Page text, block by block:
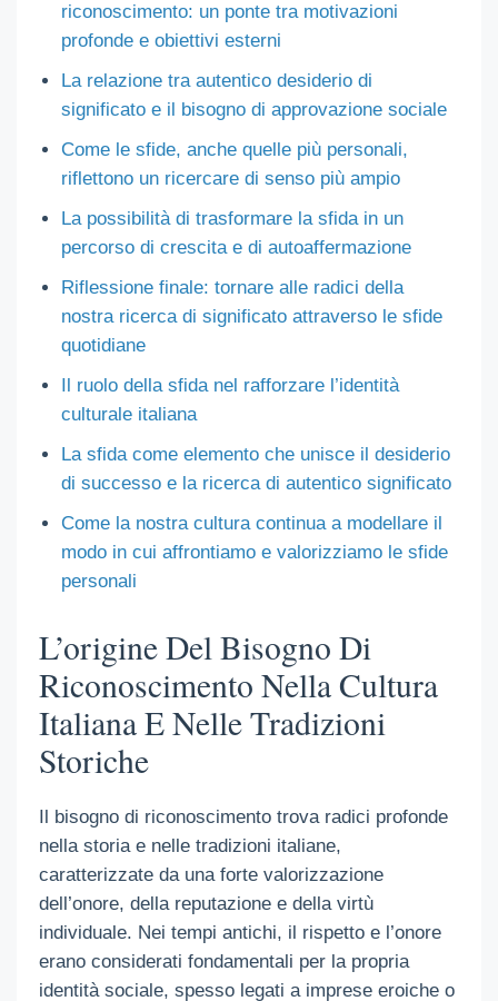
riconoscimento: un ponte tra motivazioni
profonde e obiettivi esterni
La relazione tra autentico desiderio di
significato e il bisogno di approvazione sociale
Come le sfide, anche quelle più personali,
riflettono un ricercare di senso più ampio
La possibilità di trasformare la sfida in un
percorso di crescita e di autoaffermazione
Riflessione finale: tornare alle radici della
nostra ricerca di significato attraverso le sfide
quotidiane
Il ruolo della sfida nel rafforzare l’identità
culturale italiana
La sfida come elemento che unisce il desiderio
di successo e la ricerca di autentico significato
Come la nostra cultura continua a modellare il
modo in cui affrontiamo e valorizziamo le sfide
personali
L’origine Del Bisogno Di
Riconoscimento Nella Cultura
Italiana E Nelle Tradizioni
Storiche
Il bisogno di riconoscimento trova radici profonde
nella storia e nelle tradizioni italiane,
caratterizzate da una forte valorizzazione
dell’onore, della reputazione e della virtù
individuale. Nei tempi antichi, il rispetto e l’onore
erano considerati fondamentali per la propria
identità sociale, spesso legati a imprese eroiche o